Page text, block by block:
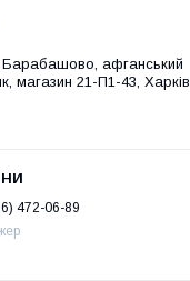
Барабашово, афганський
магазин 21-П1-43, Харків,
472-06-89